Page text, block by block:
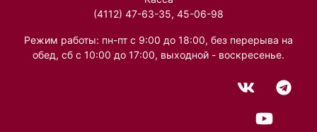
(4112) 47-63-35, 45-06-98
Режим работы: пн-пт с 9:00 до 18:00, без перерыва на
обед, сб с 10:00 до 17:00, выходной - воскресенье.